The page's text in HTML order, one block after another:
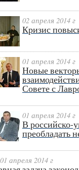
02 апреля 2014 г
Кризис
01 апреля 2014 г
Новые
Совете с
01 апреля 2014 г
В российско-
преобладать
01 апреля 2014 г